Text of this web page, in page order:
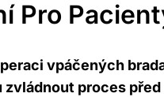
Pro
vpáčených
proces